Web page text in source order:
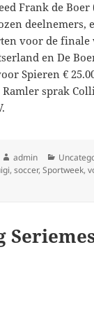
Frank de
deelnemers,
voor de finale
en De
Spieren €
sprak
Author
admin
,soccer,Sportweek,